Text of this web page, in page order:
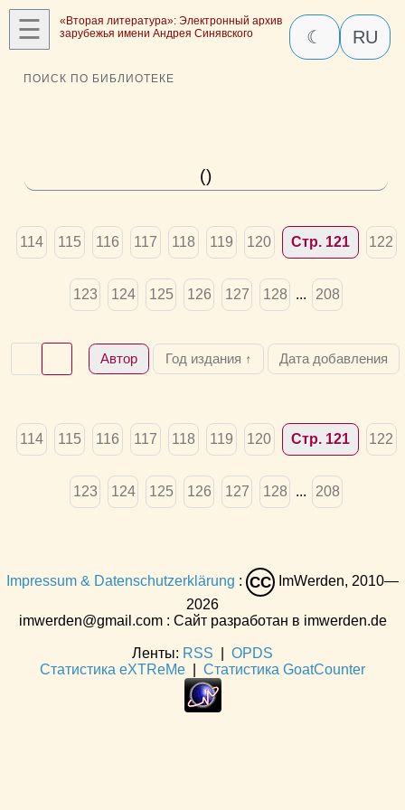
☰
«Вторая литература»: Электронный архив
зарубежья имени Андрея Синявского
☾ RU
ПОИСК ПО БИБЛИОТЕКЕ
()
114 115 116 117 118 119 120 Стр. 121 122
123 124 125 126 127 128 ... 208
Автор Год издания ↑ Дата добавления
114 115 116 117 118 119 120 Стр. 121 122
123 124 125 126 127 128 ... 208
Impressum & Datenschutzerklärung : CC
ImWerden, 2010—
2026
imwerden@gmail.com : Сайт разработан в imwerden.de
Ленты: RSS
OPDS
Статистика eXTReMe
Статистика GoatCounter